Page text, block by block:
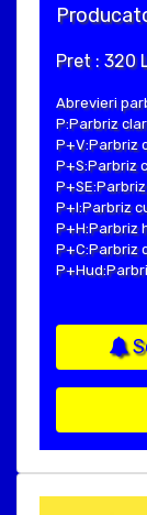
Pret : 320
Abrevieri
P:Parbriz clar
P+V:Parbriz
P+S:Parbriz
P+I:Parbriz
P+H:Parbriz
P+C:Parbriz